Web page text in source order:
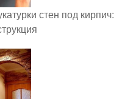
стен под кирпич: